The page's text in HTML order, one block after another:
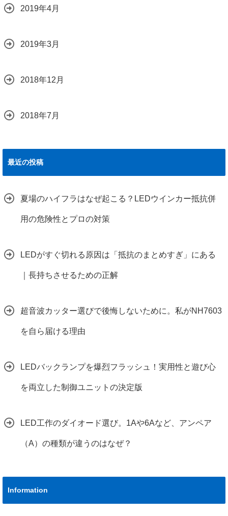
2019年4月
2019年3月
2018年12月
2018年7月
最近の投稿
夏場のハイフラはなぜ起こる？LEDウインカー抵抗併
用の危険性とプロの対策
LEDがすぐ切れる原因は「抵抗のまとめすぎ」にある
｜長持ちさせるための正解
超音波カッター選びで後悔しないために。私がNH7603
を自ら届ける理由
LEDバックランプを爆烈フラッシュ！実用性と遊び心
を両立した制御ユニットの決定版
LED工作のダイオード選び。1Aや6Aなど、アンペア
（A）の種類が違うのはなぜ？
Information